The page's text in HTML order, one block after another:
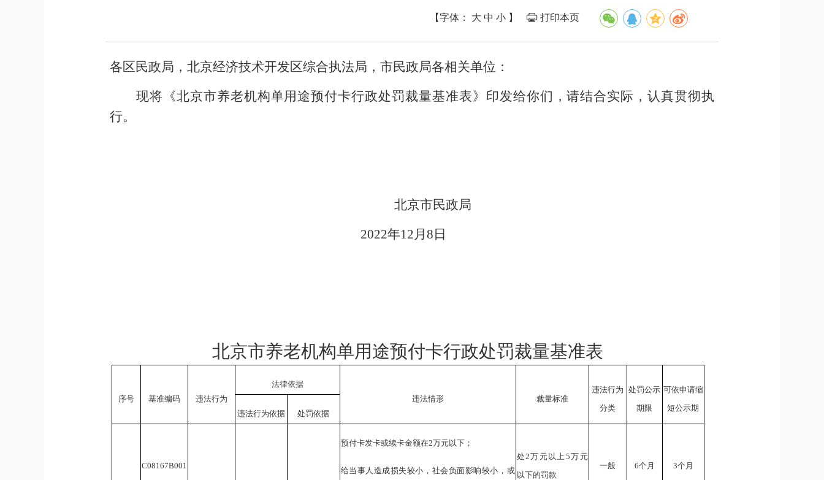
【字体： 大 中 小】 打印本页
各区民政局，北京经济技术开发区综合执法局，市民政局各相关单位：
现将 《北京市养老机构单用途预付卡行政处罚裁量基准表》印发给你们，请结合实际，认真贯彻执
行。
北京市民政局
2022年12月8 日
北京市养老机构单用途预付卡行政处罚裁量基准表
序号 基准编码 违法行为
法律依据
违法情形
裁量标准
违法行为
分类
处罚公示
期限
可依申请缩
短公示期
违法行为依据 处罚依据
C08167B001
预付卡发卡或续卡金额在2万元以下；
给当事人造成损失较小，社会负面影响较小，或
处2万元以上5万元
以下的罚款
一般 6个月 3个月